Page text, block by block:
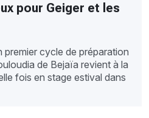
pour Geiger et les
cycle de préparation
de Bejaïa revient à la
fois en stage estival dans